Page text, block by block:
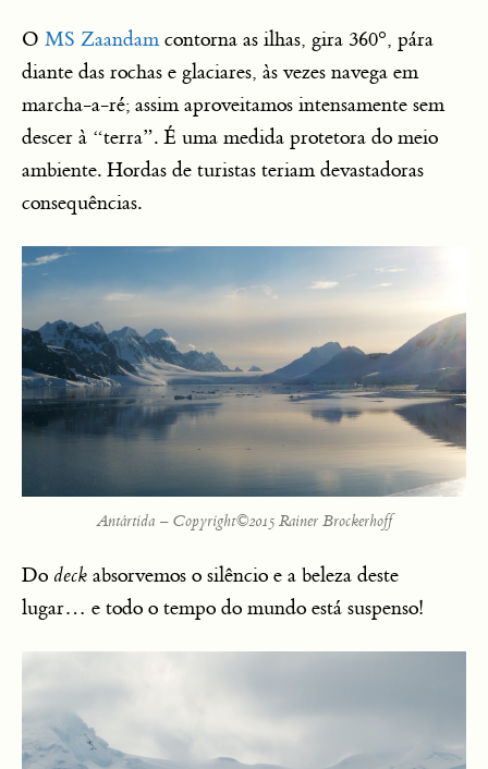
O MS Zaandamcontorna as ilhas, gira 360°, pára
diante das rochas e glaciares, às vezes navega em
marcha-a-ré; assim aproveitamos intensamente sem
descer à “terra”. É uma medida protetora do meio
ambiente. Hordas de turistas teriam devastadoras
consequências.
Antártida – Copyright©2015 Rainer Brockerhoff
Do deck absorvemos o silêncio e a beleza deste
lugar… e todo o tempo do mundo está suspenso!